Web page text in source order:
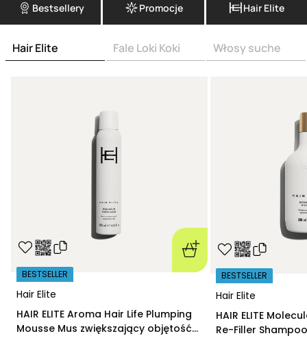
Bestsellery Promocje Hair Elite
Hair Elite Fale Loki Koki Włosy suche
Hair Elite
BESTSELLER
HAIR ELITE Aroma Hair Life Plumping
Mousse Mus zwiększający objętość
Hair Elite
BESTSELLER
HAIR ELITE
Re-Filler